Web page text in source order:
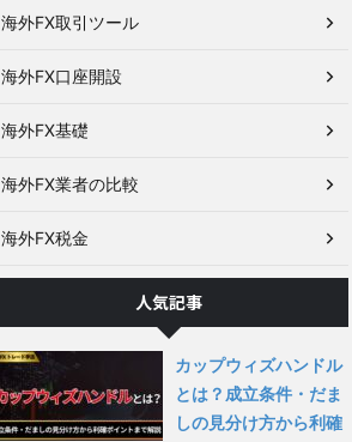
海外FX取引ツール
海外FX口座開設
海外FX基礎
海外FX業者の比較
海外FX税金
人気記事
カップウィズハンドル
とは？成立条件・だま
しの見分け方から利確